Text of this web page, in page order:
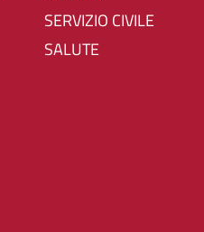
SERVIZIO CIVILE
SALUTE